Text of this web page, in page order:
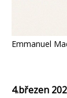
Emmanuel
4.březen